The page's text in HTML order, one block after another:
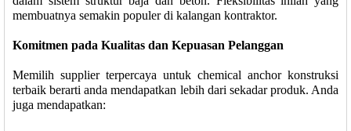
membuatnya semakin populer di kalangan kontraktor.
Komitmen pada Kualitas dan Kepuasan Pelanggan
Memilih supplier terpercaya untuk chemical anchor konstruksi
terbaik berarti anda mendapatkan lebih dari sekadar produk. Anda
juga mendapatkan: